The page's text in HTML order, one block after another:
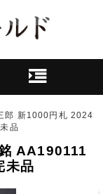
郎 新1000円札 2024
品
AA190111
未品